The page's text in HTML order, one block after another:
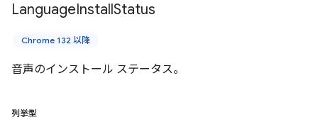
LanguageInstallStatus
Chrome 132 以降
音声のインストール ステータス。
列挙型